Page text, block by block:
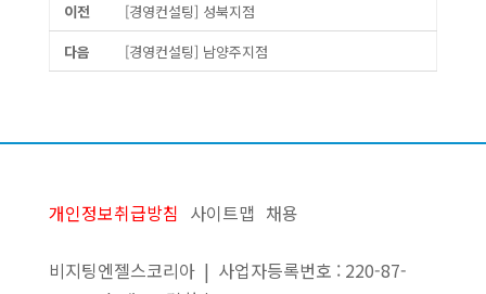
이전
[경영컨설팅] 성북지점
다음
[경영컨설팅] 남양주지점
개인정보취급방침 사이트맵 채용
비지팅엔젤스코리아 | 사업자등록번호 : 220-87-